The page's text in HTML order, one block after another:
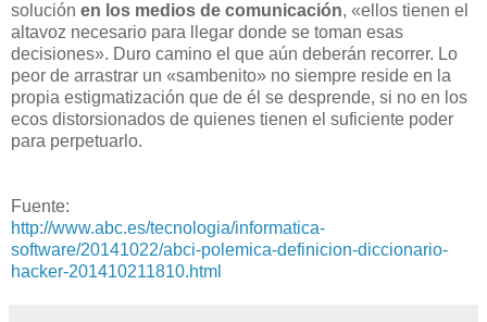
solución en los medios de comunicación, «ellos tienen el
altavoz necesario para llegar donde se toman esas
decisiones». Duro camino el que aún deberán recorrer. Lo
peor de arrastrar un «sambenito» no siempre reside en la
propia estigmatización que de él se desprende, si no en los
ecos distorsionados de quienes tienen el suficiente poder
para perpetuarlo.
Fuente:
http://www.abc.es/tecnologia/informatica-
software/20141022/abci-polemica-definicion-diccionario-
hacker-201410211810.html